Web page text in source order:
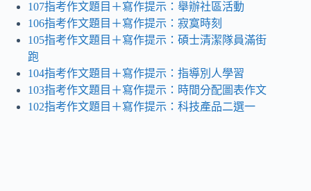
107指考作文題目＋寫作提示：舉辦社區活動
106指考作文題目＋寫作提示：寂寞時刻
105指考作文題目＋寫作提示：碩士清潔隊員滿街
跑
104指考作文題目＋寫作提示：指導別人學習
103指考作文題目＋寫作提示：時間分配圖表作文
102指考作文題目＋寫作提示：科技產品二選一